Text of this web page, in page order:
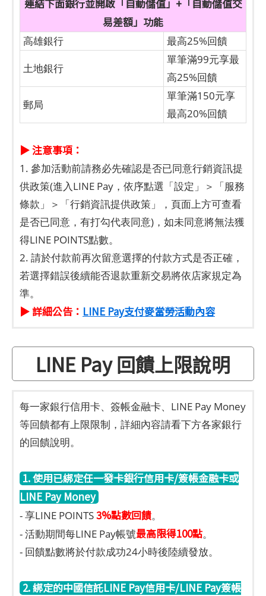
連結下面銀行並開啟「自動儲值」+「自動儲值交
易差額」功能
高雄銀行
最高25%回饋
土地銀行
單筆滿99元享最
高25%回饋
郵局
單筆滿150元享
最高20%回饋
▶ 注意事項：
1. 參加活動前請務必先確認是否已同意行銷資訊提
供政策(進入LINE Pay，依序點選「設定」＞「服務
條款」＞「行銷資訊提供政策」，頁面上方可查看
是否已同意，有打勾代表同意)，如未同意將無法獲
得LINE POINTS點數。
2. 請於付款前再次留意選擇的付款方式是否正確，
若選擇錯誤後續能否退款重新交易將依店家規定為
準。
▶ 詳細公告： LINE Pay支付麥當勞活動內容
LINE Pay 回饋上限說明
每一家銀行信用卡、簽帳金融卡、LINE Pay Money
等回饋都有上限限制，詳細內容請看下方各家銀行
的回饋說明。
1. 使用已綁定任一發卡銀行信用卡/簽帳金融卡或
LINE Pay Money
- 享LINE POINTS3%點數回饋。
- 活動期間每LINE Pay帳號最高限得100點。
- 回饋點數將於付款成功24小時後陸續發放。
2. 綁定的中國信託LINE Pay信用卡/LINE Pay簽帳